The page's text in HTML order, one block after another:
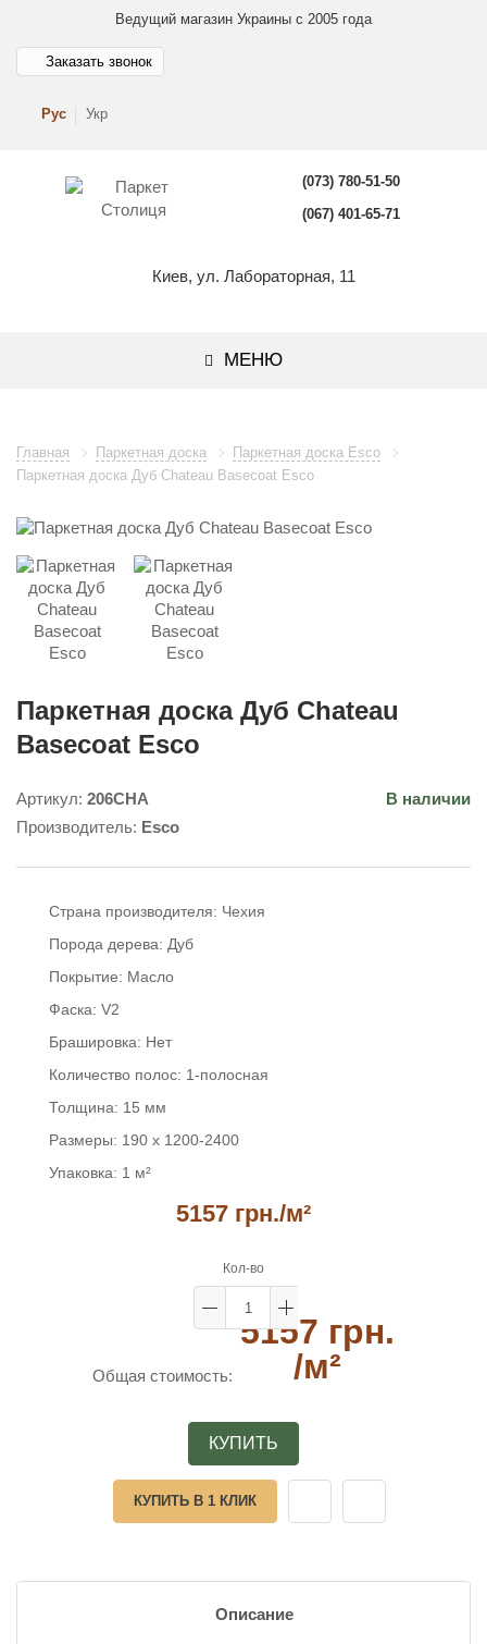
Ведущий магазин Украины с 2005 года
Рус Укр
Заказать звонок
(073) 780-51-50
(067) 401-65-71
Киев, ул. Лабораторная, 11
МЕНЮ
Главная Паркетная доска
Паркетная доска Esco
Паркетная доска Дуб Chateau Basecoat Esco
Паркетная доска Дуб Chateau
Basecoat Esco
Артикул: 206CHA
В наличии
Производитель: Esco
Страна производителя: Чехия
Порода дерева: Дуб
Покрытие: Масло
Фаска: V2
Брашировка: Нет
Количество полос: 1-полосная
Толщина: 15 мм
Размеры: 190 x 1200-2400
Упаковка: 1 м²
5157 грн./м²
Кол-во
Общая стоимость:
5157 грн.
/м²
КУПИТЬ
КУПИТЬ В 1 КЛИК
Описание